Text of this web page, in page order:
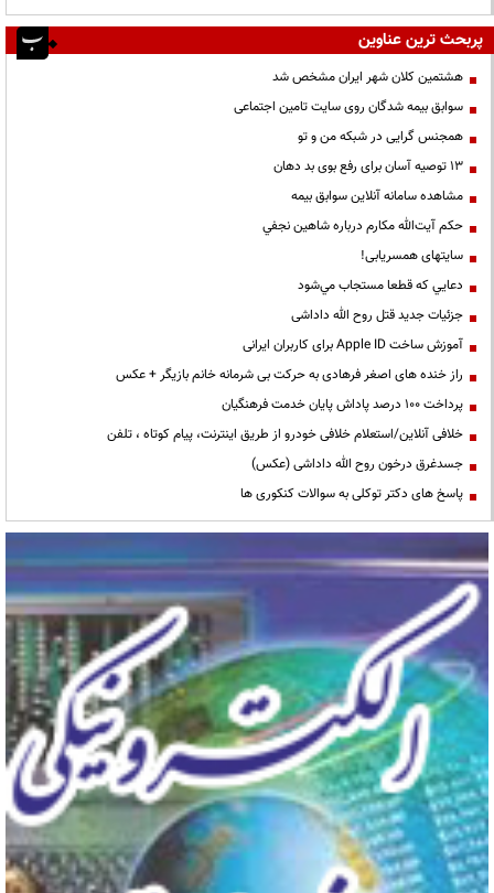
پربحث ترین عناوین
هشتمین کلان شهر ایران مشخص شد
سوابق بیمه شدگان روی سایت تامین اجتماعی
همجنس گرایی در شبکه من و تو
13 توصیه آسان برای رفع بوی بد دهان
مشاهده سامانه آنلاين سوابق بیمه
حكم آيت‌الله مكارم درباره شاهين نجفي
سایتهای همسریابی!
دعايي كه قطعا مستجاب مي‌شود
جزئیات جدید قتل روح الله داداشی
آموزش ساخت Apple ID برای کاربران ایرانی
راز خنده های اصغر فرهادی به حرکت بی شرمانه خانم بازیگر + عکس
پرداخت ۱۰۰ درصد پاداش پایان خدمت فرهنگیان
خلافی آنلاین/استعلام خلافی خودرو از طریق اینترنت، پیام کوتاه ، تلفن
جسدغرق درخون روح الله داداشی (عکس)
پاسخ های دکتر توکلی به سوالات کنکوری ها